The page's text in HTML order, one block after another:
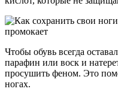
Чтобы обувь всегда
парафин или воск и
просушить феном. Это
ногах.